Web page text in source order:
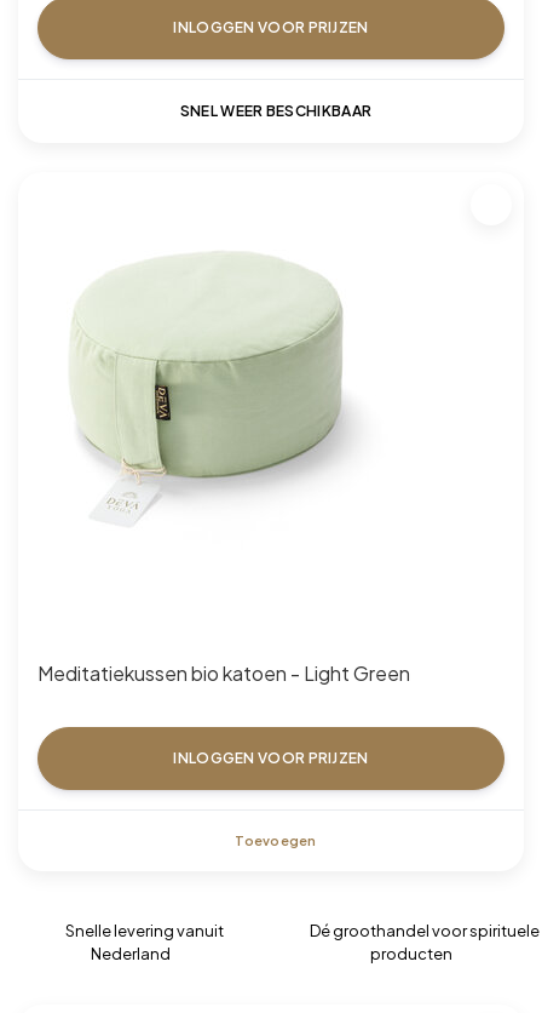
INLOGGEN VOOR PRIJZEN
SNEL WEER BESCHIKBAAR
Meditatiekussen bio katoen - Light Green
INLOGGEN VOOR PRIJZEN
Toevoegen
Snelle levering vanuit
Nederland
Dé groothandel voor spirituele
producten